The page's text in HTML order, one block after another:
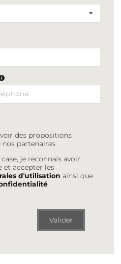
des propositions
partenaires
je reconnais avoir
et accepter les
d'utilisation ainsi que
Valider